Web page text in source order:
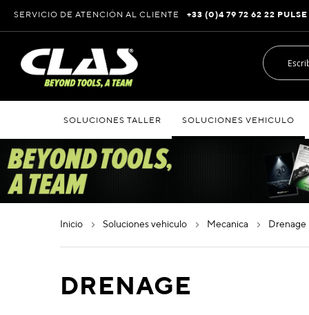
al
contenido
SERVICIO DE ATENCIÓN AL CLIENTE +33 (0)4 79 72 62 22 PULSE
SOLUCIONES TALLER SOLUCIONES VEHICULO
inicio soluciones vehiculo mecanica drenage
DRENAGE